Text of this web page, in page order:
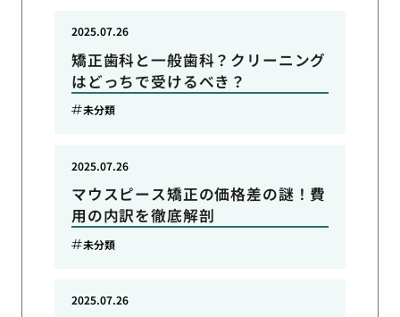
矯正歯科と一般歯科？クリーニング
はどっちで受けるべき？
2025.07.26
未分類
マウスピース矯正の価格差の謎！費
用の内訳を徹底解剖
2025.07.26
未分類
2025.07.26